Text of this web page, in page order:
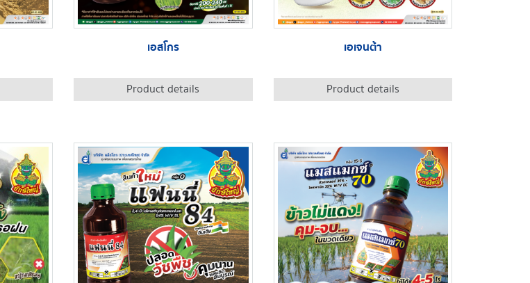
เอสโกร
Product details
เอเจนต้า
Product details